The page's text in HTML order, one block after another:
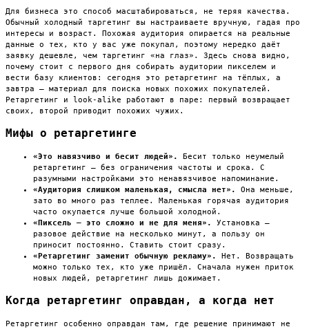
Для бизнеса это способ масштабироваться, не теряя качества.
Обычный холодный таргетинг вы настраиваете вручную, гадая про
интересы и возраст. Похожая аудитория опирается на реальные
данные о тех, кто у вас уже покупал, поэтому нередко даёт
заявку дешевле, чем таргетинг «на глаз». Здесь снова видно,
почему стоит с первого дня собирать аудитории пикселем и
вести базу клиентов: сегодня это ретаргетинг на тёплых, а
завтра — материал для поиска новых похожих покупателей.
Ретаргетинг и look-alike работают в паре: первый возвращает
своих, второй приводит похожих чужих.
Мифы о ретаргетинге
«Это навязчиво и бесит людей».
Бесит только неумелый
ретаргетинг — без ограничения частоты и срока. С
разумными настройками это ненавязчивое напоминание.
«Аудитория слишком маленькая, смысла нет».
Она меньше,
зато во много раз теплее. Маленькая горячая аудитория
часто окупается лучше большой холодной.
«Пиксель — это сложно и не для меня».
Установка —
разовое действие на несколько минут, а пользу он
приносит постоянно. Ставить стоит сразу.
«Ретаргетинг заменит обычную рекламу».
Нет. Возвращать
можно только тех, кто уже пришёл. Сначала нужен приток
новых людей, ретаргетинг лишь дожимает.
Когда ретаргетинг оправдан, а когда нет
Ретаргетинг особенно оправдан там, где решение принимают не